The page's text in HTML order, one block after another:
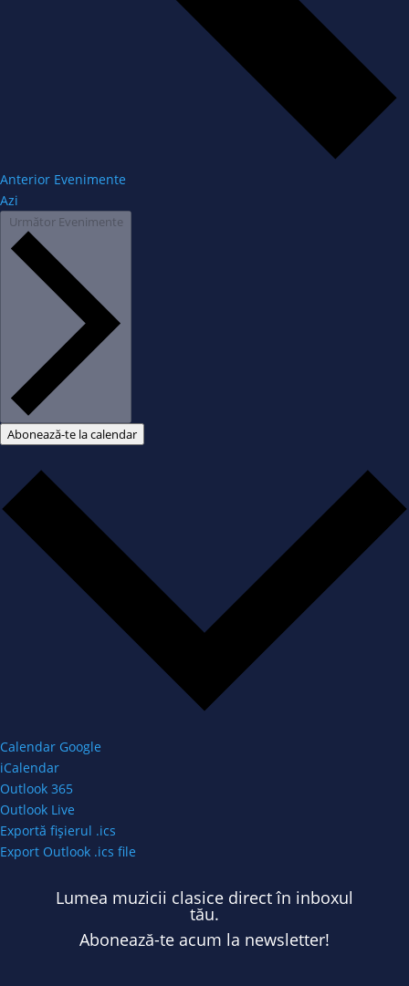
Anterior Evenimente
Azi
Următor Evenimente
Abonează-te la calendar
Calendar Google
iCalendar
Outlook 365
Outlook Live
Exportă fișierul .ics
Export Outlook .ics file
Lumea muzicii clasice direct în inboxul
tău.
Abonează-te acum la newsletter!